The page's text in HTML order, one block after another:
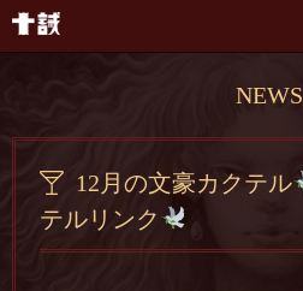
NEWS
12月の文豪カクテル
テルリンク